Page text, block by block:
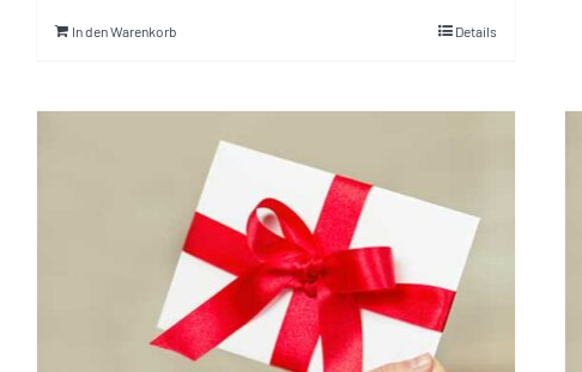
In den Warenkorb Details